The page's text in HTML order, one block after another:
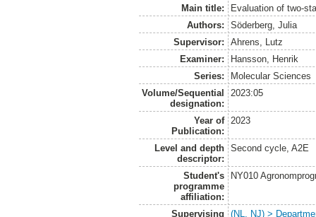
Main title:
Evaluation of two-
Authors:
Söderberg, Julia
Supervisor:
Ahrens, Lutz
Examiner:
Hansson, Henrik
Series:
Molecular Sciences
Volume/Sequential
designation:
2023:05
Year of
Publication:
2023
Level and depth
descriptor:
Second cycle, A2E
Student's
programme
affiliation:
NY010
Supervising
(NL, NJ) >